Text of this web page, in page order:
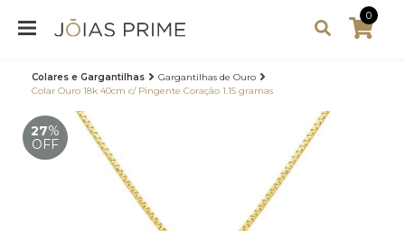
0
Colares e Gargantilhas
Gargantilhas de Ouro
Colar Ouro 18k 40cm c/ Pingente Coração 1.15 gramas
27%
OFF